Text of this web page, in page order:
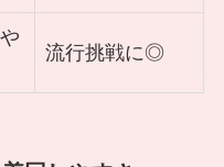
流行挑戦に◎